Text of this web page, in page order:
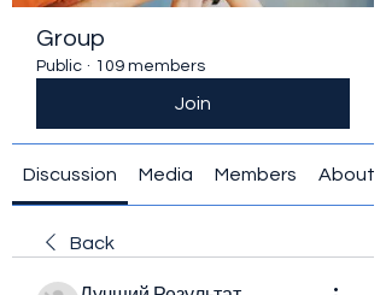
Group
Public · 109 members
Join
Discussion Media Members About
Back